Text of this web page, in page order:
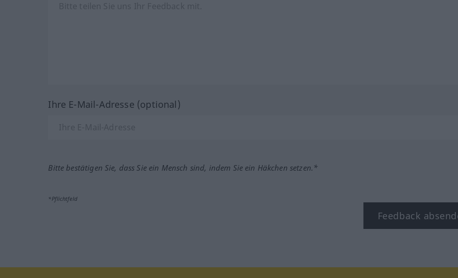
Ihre E-Mail-Adresse (optional)
Bitte bestätigen Sie, dass Sie ein Mensch sind, indem Sie ein Häkchen setzen.*
*Pflichtfeld
Feedback